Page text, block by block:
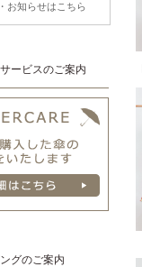
お知らせはこちら
ービスのご案内
グのご案内